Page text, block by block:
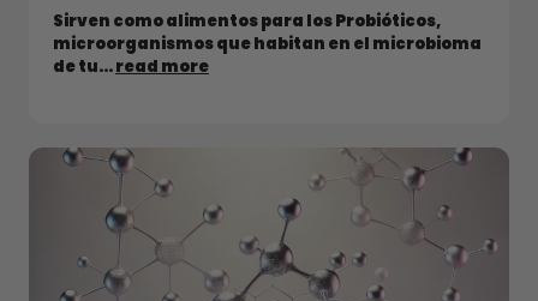
Sirven como alimentos para los Probióticos,
microorganismos que habitan en el microbioma
de tu...read more